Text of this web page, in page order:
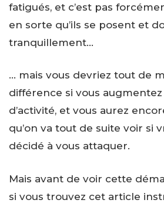
fatigués, et c’est pas
en sorte qu’ils se posent et
tranquillement…
… mais vous devriez tout de
différence si vous
d’activité, et vous aurez
qu’on va tout de suite voir si
décidé à vous attaquer.
Mais avant de voir cette
si vous trouvez cet article